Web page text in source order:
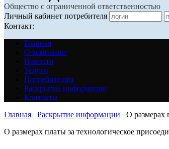
Общество с ограниченной ответственностью
Личный кабинет потребителя
Контакт:
Главная
О компании
Новости
Услуги
Потребителям
Раскрытие информации
Контакты
Главная
Раскрытие информации
О размерах
О размерах платы за технологическое